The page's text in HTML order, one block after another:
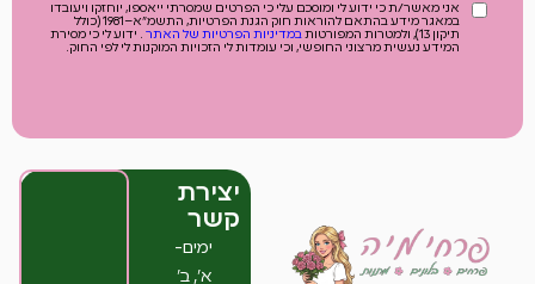
אני מאשר/ת כי ידוע לי ומוסכם עלי כי הפרטים שמסרתי ייאספו, יוחזקו ויעובדו
במאגר מידע בהתאם להוראות חוק הגנת הפרטיות, התשמ"א–1981 (כולל
תיקון 13), ולמטרות המפורטות
במדיניות הפרטיות של האתר . ידוע לי כי מסירת
המידע נעשית מרצוני החופשי, וכי עומדות לי הזכויות המוקנות לי לפי החוק.
יצירת
קשר
ימים-
א’, ב’